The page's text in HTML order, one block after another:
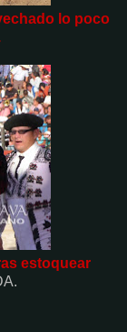
lo poco
estoquear